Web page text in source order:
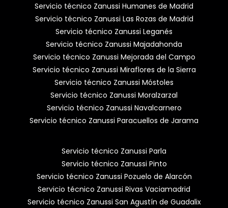
Servicio técnico Zanussi Humanes de Madrid
Servicio técnico Zanussi Las Rozas de Madrid
Servicio técnico Zanussi Leganés
Servicio técnico Zanussi Majadahonda
Servicio técnico Zanussi Mejorada del Campo
Servicio técnico Zanussi Miraflores de la Sierra
Servicio técnico Zanussi Móstoles
Servicio técnico Zanussi Moralzarzal
Servicio técnico Zanussi Navalcarnero
Servicio técnico Zanussi Paracuellos de Jarama
Servicio técnico Zanussi Parla
Servicio técnico Zanussi Pinto
Servicio técnico Zanussi Pozuelo de Alarcón
Servicio técnico Zanussi Rivas Vaciamadrid
Servicio técnico Zanussi San Agustín de Guadalix